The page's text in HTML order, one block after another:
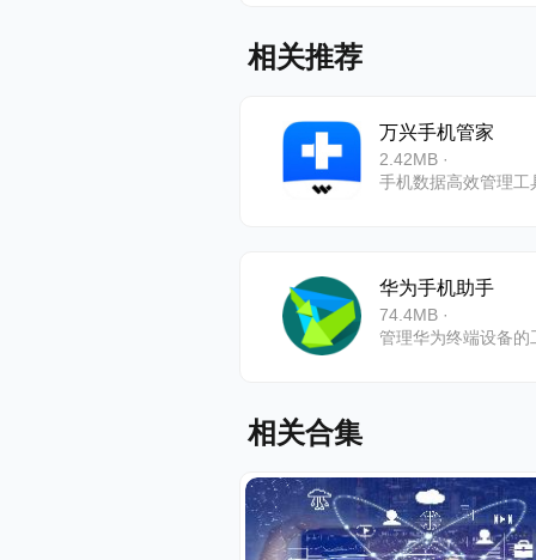
独享特权，
VIP设备特
己的VIP设
(是否具备
相关推荐
万兴手机管家
2.42MB ·
手机数据高效管理工
华为手机助手
74.4MB ·
管理华为终端设备的
相关合集